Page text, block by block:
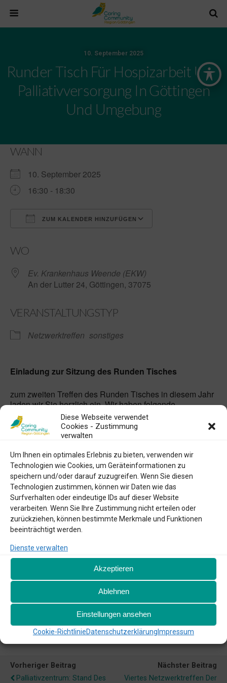
Diese Webseite verwendet
Cookies - Zustimmung
verwalten
Um Ihnen ein optimales Erlebnis zu bieten, verwenden wir
Technologien wie Cookies, um Geräteinformationen zu
speichern und/oder darauf zuzugreifen. Wenn Sie diesen
Technologien zustimmen, können wir Daten wie das
Surfverhalten oder eindeutige IDs auf dieser Website
verarbeiten. Wenn Sie Ihre Zustimmung nicht erteilen oder
zurückziehen, können bestimmte Merkmale und Funktionen
beeinträchtigt werden.
Dienste verwalten
Akzeptieren
Ablehnen
Einstellungen ansehen
Cookie-RichtlinieDatenschutzerklärungImpressum
10. September 2025
Runder Tisch Für Hospizarbeit Und
Palliativversorgung In Göttingen
Und Umgebung
WANN
10. September 2025
16:30 - 18:30
ZUM KALENDER HINZUFÜGEN
WO
Ev. Krankenhaus Weende (EKW)
An der Lutter 24, Göttingen, 37075
VERANSTALTUNGSTYP
Netzwerktreffen sonstiges
Einladung zur Sitzung des Runden Tisches
zum zweiten Treffen des Runden Tisches in diesem Jahr
laden wir Sie herzlich ein. Wir haben folgende
Tagesordnung vorbereitet:
Begrüßung und Vorstellung neuer
Teilnehmer*innen und Aktuelles/Neues aus dem
Netzwerk Göttingen +Region
„Strukturen schaffen, Nähe ermöglichen –Der
ambulante Kinder- und Jugendhospizdienst
Göttingen in Theorie & Praxis“
Vortrag von Melissa Buße (Koordinatorin AAKHD) und im
Anschluss Austausch zu „Gemeinsamkeiten und
Schnittstellen in unserer Region – und wie können wir
Verschiedenes
Vorheriger Beitrag
Palliativzentrum: Stand Des
Nächster Beitrag
Viertes Netzwerktreffen Der